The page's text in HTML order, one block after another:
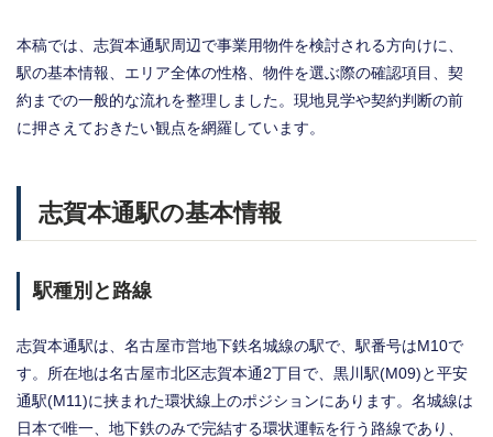
本稿では、志賀本通駅周辺で事業用物件を検討される方向けに、
駅の基本情報、エリア全体の性格、物件を選ぶ際の確認項目、契
約までの一般的な流れを整理しました。現地見学や契約判断の前
に押さえておきたい観点を網羅しています。
志賀本通駅の基本情報
駅種別と路線
志賀本通駅は、名古屋市営地下鉄名城線の駅で、駅番号はM10で
す。所在地は名古屋市北区志賀本通2丁目で、黒川駅(M09)と平安
通駅(M11)に挟まれた環状線上のポジションにあります。名城線は
日本で唯一、地下鉄のみで完結する環状運転を行う路線であり、